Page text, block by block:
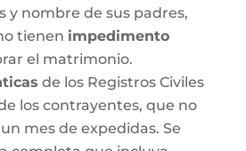
y nombre de sus padres,
tienen impedimento
el matrimonio.
de los Registros Civiles
los contrayentes, que no
mes de expedidas. Se